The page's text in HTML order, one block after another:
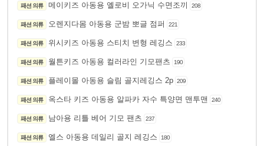
패션 의류 메이키즈 아동용 옐로비 오가닉 수면조끼 208
패션 의류 오렌지다몸 아동용 군밤 뽀글 점퍼 221
패션 의류 위시키즈 아동용 스티치 변형 레깅스 233
패션 의류 월튼키즈 아동용 컬러라인 기모팬츠 190
패션 의류 플레이몰 아동용 슬림 골지레깅스 2p 209
패션 의류 옥스타 키즈 아동용 알파카 자수 특양면 맨투맨 240
패션 의류 남아용 리틀 베어 기모 팬츠 237
패션 의류 엘스 아동용 데일리 골지 레깅스 180